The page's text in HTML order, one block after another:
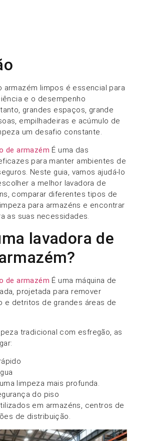
armazém limpos é essencial para
e o desempenho
grandes espaços, grande
empilhadeiras e acúmulo de
um desafio constante.
de armazém É uma das
para manter ambientes de
Neste guia, vamos ajudá-lo
a melhor lavadora de
comparar diferentes tipos de
para armazéns e encontrar
as suas necessidades.
lavadora de
de armazém É uma máquina de
projetada para remover
e detritos de grandes áreas de
tradicional com esfregão, as
limpeza mais profunda.
do piso
em armazéns, centros de
de distribuição.